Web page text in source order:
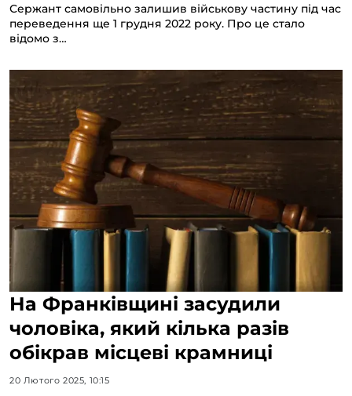
Сержант самовільно залишив військову частину під час
переведення ще 1 грудня 2022 року. Про це стало
відомо з…
На Франківщині засудили
чоловіка, який кілька разів
обікрав місцеві крамниці
20 Лютого 2025, 10:15